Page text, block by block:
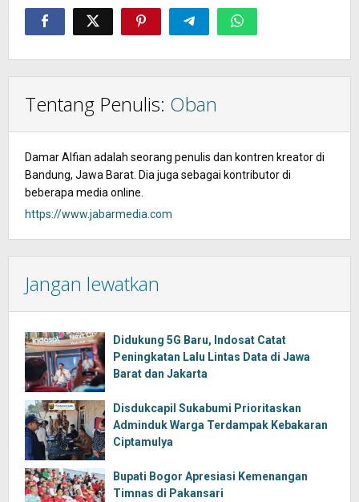
Tentang Penulis: Oban
Damar Alfian adalah seorang penulis dan kontren kreator di
Bandung, Jawa Barat. Dia juga sebagai kontributor di
beberapa media online.
https://www.jabarmedia.com
Jangan lewatkan
Didukung 5G Baru, Indosat Catat
Peningkatan Lalu Lintas Data di Jawa
Barat dan Jakarta
Disdukcapil Sukabumi Prioritaskan
Adminduk Warga Terdampak Kebakaran
Ciptamulya
Bupati Bogor Apresiasi Kemenangan
Timnas di Pakansari